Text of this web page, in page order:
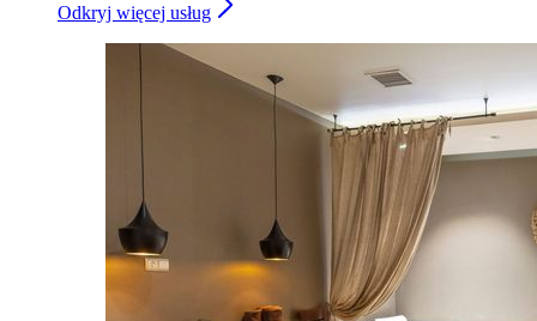
Odkryj więcej usług